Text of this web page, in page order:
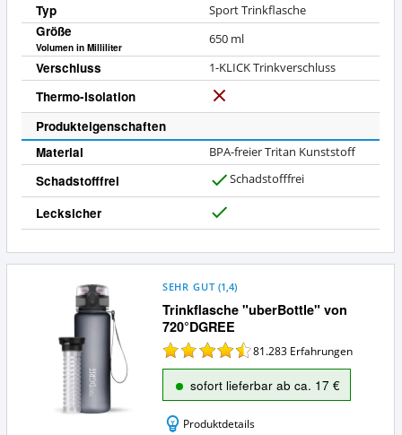
Typ Sport Trinkflasche
Größe
Volumen in Milliliter
650 ml
Verschluss 1-KLICK Trinkverschluss
Thermo-Isolation
N
i
n
Produkteigenschaften
Material
BPA-freier Tritan Kunststoff
Schadstofffrei Schadstofffrei
Lecksicher
Trinkflasche "uberBottle" von
720°DGREE
SEHR GUT (1,4)
81.283 Erfahrungen
sofort lieferbar ab ca. 17 €
Produktdetails